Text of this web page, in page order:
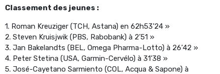
Classement des jeunes :
1. Roman Kreuziger (TCH, Astana) en 62h53’24 »
2. Steven Kruisjwik (PBS, Rabobank) à 2’51 »
3. Jan Bakelandts (BEL, Omega Pharma-Lotto) à 26’42 »
4. Peter Stetina (USA, Garmin-Cervélo) à 31’38 »
5. José-Cayetano Sarmiento (COL, Acqua & Sapone) à